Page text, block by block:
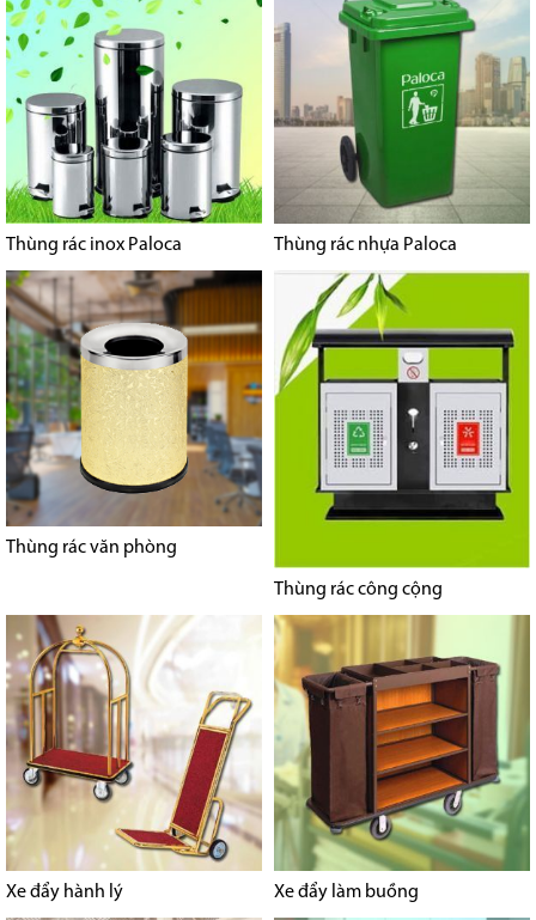
Thùng rác inox Paloca Thùng rác nhựa Paloca
Thùng rác văn phòng
Thùng rác công cộng
Xe đẩy hành lý Xe đẩy làm buồng